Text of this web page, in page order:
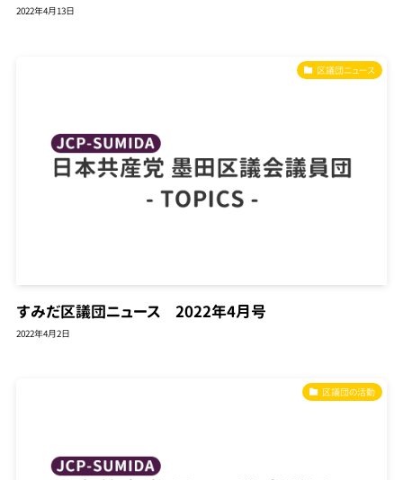
2022年4月13日
区議団ニュース
すみだ区議団ニュース 2022年4月号
2022年4月2日
区議団の活動